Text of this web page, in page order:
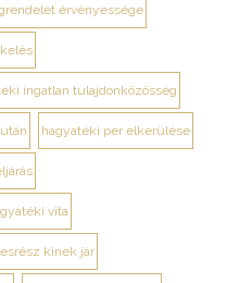
érvényessége
ingatlan tulajdonközösség
hagyatéki per elkerülése
vita
kinek jár